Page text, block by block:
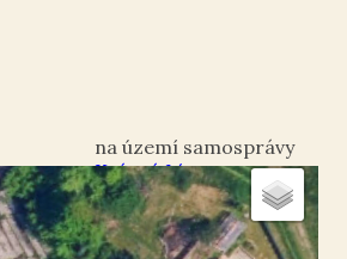
Krásná Lípa
okres Děčín